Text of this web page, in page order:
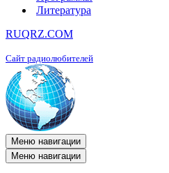
Литература
RUQRZ.COM
Сайт радиолюбителей
Меню навигации
Меню навигации